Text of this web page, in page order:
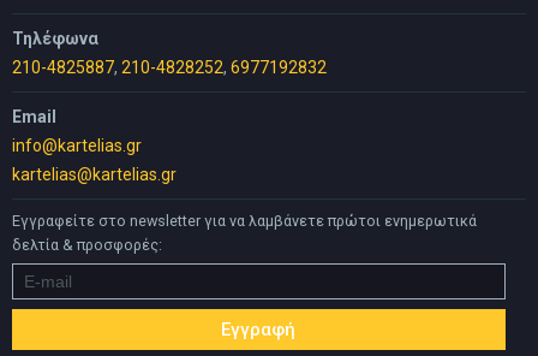
Τηλέφωνα
210-4825887, 210-4828252, 6977192832
Email
info@kartelias.gr
kartelias@kartelias.gr
Εγγραφείτε στο newsletter για να λαμβάνετε πρώτοι ενημερωτικά
δελτία & προσφορές: